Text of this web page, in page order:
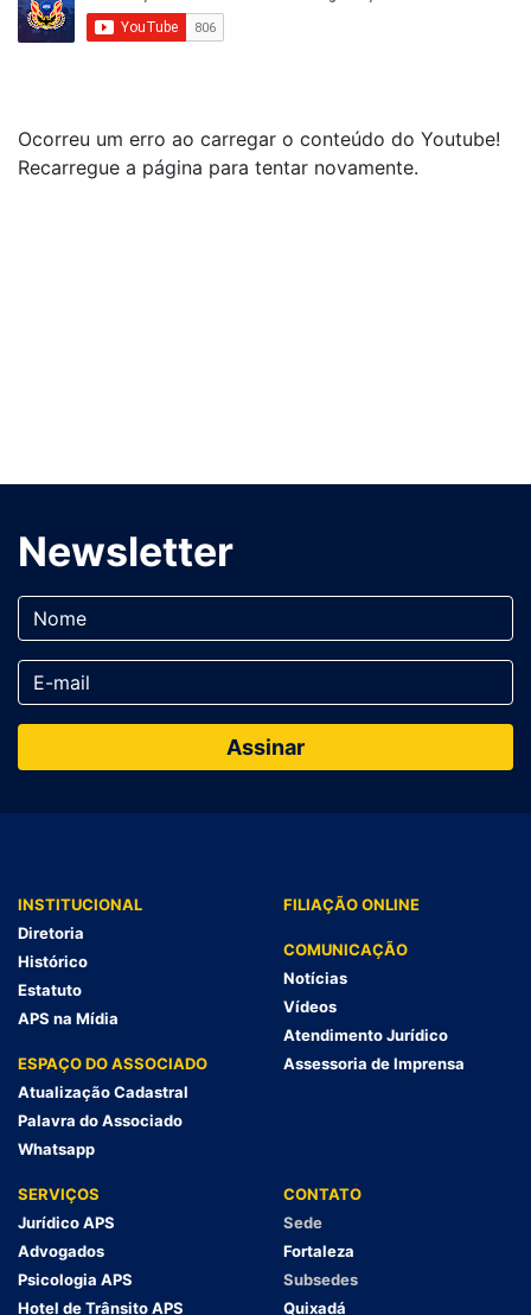
Ocorreu um erro ao carregar o conteúdo do Youtube!
Recarregue a página para tentar novamente.
Newsletter
INSTITUCIONAL
Diretoria
Histórico
Estatuto
APS na Mídia
ESPAÇO DO ASSOCIADO
Atualização Cadastral
Palavra do Associado
Whatsapp
FILIAÇÃO ONLINE
COMUNICAÇÃO
Notícias
Vídeos
Atendimento Jurídico
Assessoria de Imprensa
SERVIÇOS
Jurídico APS
Advogados
Psicologia APS
Hotel de Trânsito APS
CONTATO
Sede
Fortaleza
Subsedes
Quixadá